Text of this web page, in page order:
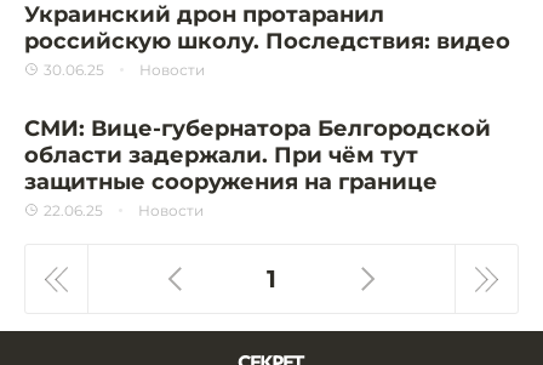
Украинский дрон протаранил
российскую школу. Последствия: видео
30.06.25 Новости
СМИ: Вице-губернатора Белгородской
области задержали. При чём тут
защитные сооружения на границе
22.06.25 Новости
1